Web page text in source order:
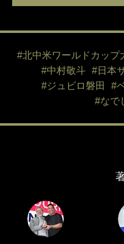
#北中米ワールドカップ
#中村敬斗
#日本
#ジュビロ磐田
#
#なで